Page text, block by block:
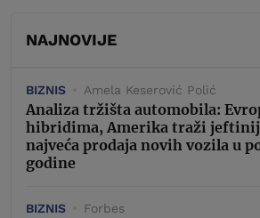
NAJNOVIJE
BIZNIS Amela Keserović Polić
Analiza tržišta automobila:
hibridima, Amerika traži
najveća prodaja novih vozila u
godine
BIZNIS Forbes